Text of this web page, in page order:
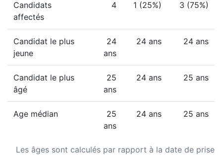
Les âges sont calculés par rapport à la date de prise
Candidats
affectés
4 1 (25%) 3 (75%)
Candidat le plus
jeune
24
ans
24 ans 24 ans
Candidat le plus
âgé
25
ans
24 ans 25 ans
Age médian
25
ans
24 ans 25 ans